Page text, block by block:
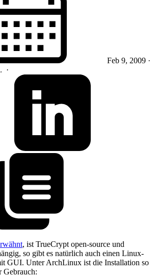
Feb 9, 2009 ·
·
, ist TrueCrypt open-source und
so gibt es natürlich auch einen Linux-
GUI. Unter ArchLinux ist die Installation so
Gebrauch: